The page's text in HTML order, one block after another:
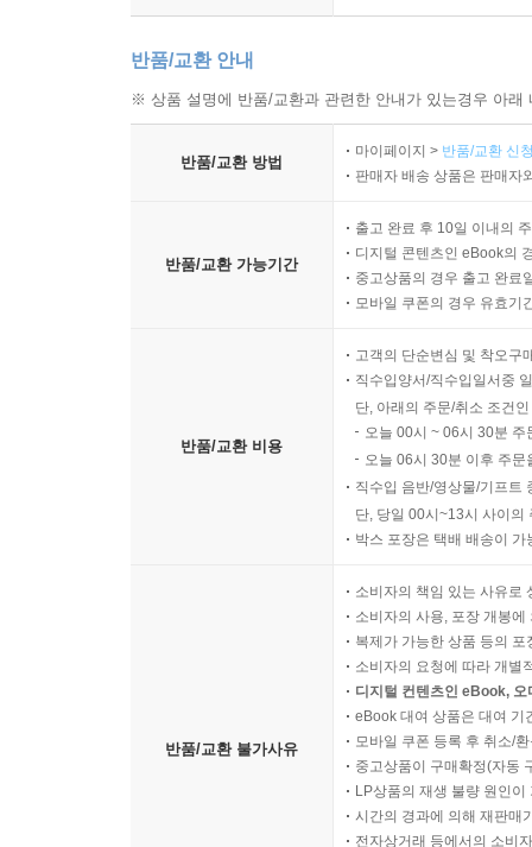
반품/교환 안내
※ 상품 설명에 반품/교환과 관련한 안내가 있는경우 아
반품/교환 방법
마이페이지 > 반품/교환 신
판매자 배송 상품은 판매자
반품/교환 가능기간
출고 완료 후 10일 이내의
디지털 콘텐츠인 eBook의
중고상품의 경우 출고 완료
모바일 쿠폰의 경우 유효기
반품/교환 비용
고객의 단순변심 및 착오구
직수입양서/직수입일서중
단, 아래의 주문/취소 조건
오늘 00시 ~ 06시 30분
오늘 06시 30분 이후 주
직수입 음반/영상물/기프트
단, 당일 00시~13시 사이의
박스 포장은 택배 배송이
반품/교환 불가사유
소비자의 책임 있는 사유로
소비자의 사용, 포장 개봉
복제가 가능한 상품 등의
소비자의 요청에 따라 개별
디지털 컨텐츠인 eBook,
eBook 대여 상품은 대여 기
모바일 쿠폰 등록 후 취소/
중고상품이 구매확정(자동
LP상품의 재생 불량 원인
시간의 경과에 의해 재판매
전자상거래 등에서의 소비